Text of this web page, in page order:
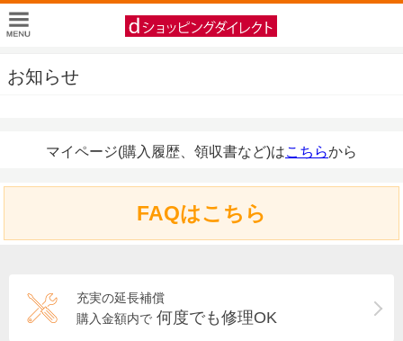
お知らせ
マイページ(購入履歴、領収書など)はこちらから
FAQはこちら
充実の延長補償
購入金額内で 何度でも修理OK